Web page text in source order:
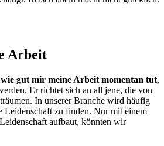
Arbeit
wie gut mir meine Arbeit momentan tut,
Er richtet sich an all jene, die von
In unserer Branche wird häufig
Leidenschaft zu finden. Nur mit einem
aufbaut, könnten wir